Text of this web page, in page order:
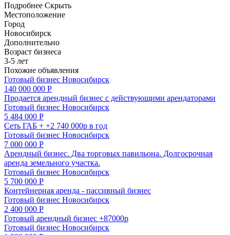
Подробнее Скрыть
Местоположение
Город
Новосибирск
Дополнительно
Возраст бизнеса
3-5 лет
Похожие объявления
Готовый бизнес Новосибирск
140 000 000 Р
Продается арендный бизнес с действующими арендаторами
Готовый бизнес Новосибирск
5 484 000 Р
Сеть ГАБ + +2 740 000р в год
Готовый бизнес Новосибирск
7 000 000 Р
Арендный бизнес. Два торговых павильона. Долгосрочная
аренда земельного участка.
Готовый бизнес Новосибирск
5 700 000 Р
Контейнерная аренда - пассивный бизнес
Готовый бизнес Новосибирск
2 400 000 Р
Готовый арендный бизнес +87000р
Готовый бизнес Новосибирск